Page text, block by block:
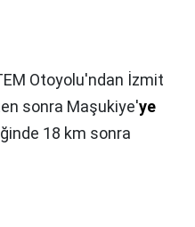
Otoyolu'ndan İzmit
sonra Maşukiye'ye
18 km sonra